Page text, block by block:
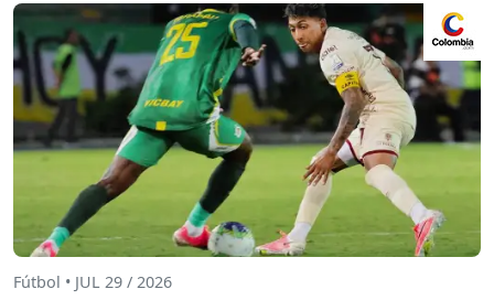
Fútbol • JUL 29 / 2026